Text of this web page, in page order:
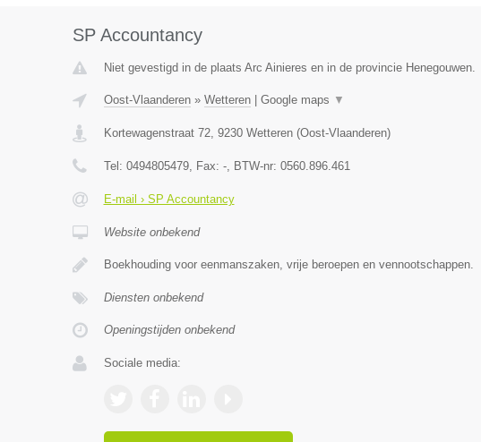
SP Accountancy
Niet gevestigd in de plaats Arc Ainieres en in de provincie Henegouwen.
Oost-Vlaanderen» Wetteren| Google maps ▼
Kortewagenstraat 72, 9230 Wetteren(Oost-Vlaanderen)
Tel: 0494805479, Fax: -, BTW-nr: 0560.896.461
E-mail › SP Accountancy
Website onbekend
Boekhouding voor eenmanszaken, vrije beroepen en vennootschappen.
Diensten onbekend
Openingstijden onbekend
Sociale media: